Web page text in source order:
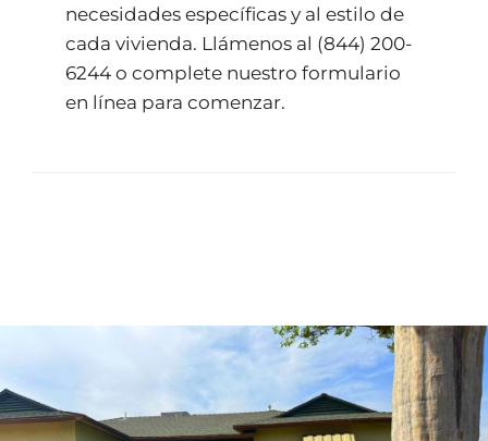
necesidades específicas y al estilo de
cada vivienda. Llámenos al (844) 200-
6244o complete nuestro formulario
en línea para comenzar.